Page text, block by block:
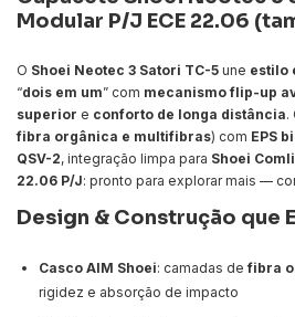
Modular P/J ECE 22.06
O Shoei Neotec 3 Satori TC-5 une estilo
“dois em um” com mecanismo flip-up
superior e conforto de longa distância.
fibra orgânica e multifibras) com EPS
QSV-2, integração limpa para Shoei
22.06 P/J: pronto para explorar mais —
Design & Construção que
Casco AIM Shoei: camadas defibra
rigidez e absorção de impacto